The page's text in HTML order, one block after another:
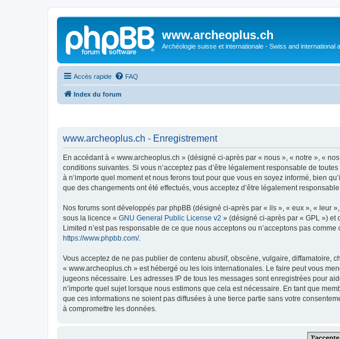
www.archeoplus.ch
Archéologie suisse et internationale - Swiss and international
Accès rapide FAQ
Index du forum
www.archeoplus.ch - Enregistrement
En accédant à « www.archeoplus.ch » (désigné ci-après par « nous », « notre », «
conditions suivantes. Si vous n’acceptez pas d’être légalement responsable de
à n’importe quel moment et nous ferons tout pour que vous en soyez informé, bien
que des changements ont été effectués, vous acceptez d’être légalement
Nos forums sont développés par phpBB (désigné ci-après par « ils », « eux », « leur
sous la licence « GNU General Public License v2 » (désigné ci-après par « GPL ») et
Limited n’est pas responsable de ce que nous acceptons ou n’acceptons pas
https://www.phpbb.com/.
Vous acceptez de ne pas publier de contenu abusif, obscène, vulgaire, diffamatoire,
« www.archeoplus.ch » est hébergé ou les lois internationales. Le faire peut vous
jugeons nécessaire. Les adresses IP de tous les messages sont enregistrées pour
n’importe quel sujet lorsque nous estimons que cela est nécessaire. En tant que
que ces informations ne soient pas diffusées à une tierce partie sans votre
à compromettre les données.